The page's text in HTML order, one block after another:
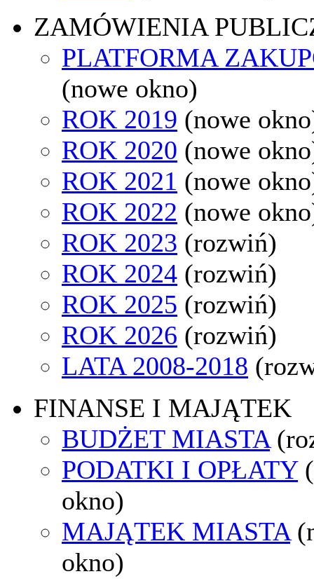
ZAMÓWIENIA
PLATFORMA
(nowe okno)
ROK 2019 (nowe
ROK 2020 (nowe
ROK 2021 (nowe
ROK 2022 (nowe
ROK 2023 (rozwiń)
ROK 2024 (rozwiń)
ROK 2025 (rozwiń)
ROK 2026 (rozwiń)
LATA 2008-2018
FINANSE I MAJĄTEK
BUDŻET MIASTA
PODATKI I OPŁATY
okno)
MAJĄTEK MIASTA
okno)